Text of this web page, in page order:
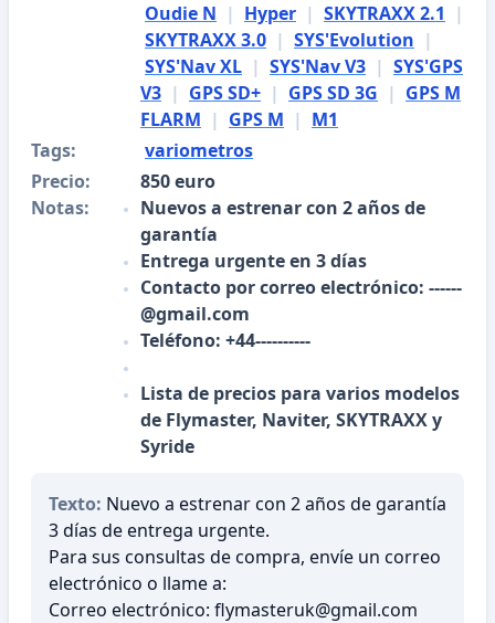
Oudie N | Hyper | SKYTRAXX 2.1 |
SKYTRAXX 3.0 | SYS'Evolution |
SYS'Nav XL | SYS'Nav V3 | SYS'GPS
V3 | GPS SD+ | GPS SD 3G | GPS M
FLARM | GPS M | M1
Tags:
variometros
Precio:
850 euro
Notas:
Nuevos a estrenar con 2 años de
garantía
Entrega urgente en 3 días
Contacto por correo electrónico: ------
@gmail.com
Teléfono: +44----------
Lista de precios para varios modelos
de Flymaster, Naviter, SKYTRAXX y
Syride
Texto: Nuevo a estrenar con 2 años de garantía
3 días de entrega urgente.
Para sus consultas de compra, envíe un correo
electrónico o llame a:
Correo electrónico: flymasteruk@gmail.com